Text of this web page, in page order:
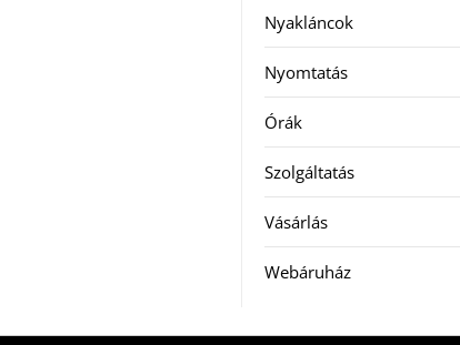
Nyakláncok
Nyomtatás
Órák
Szolgáltatás
Vásárlás
Webáruház